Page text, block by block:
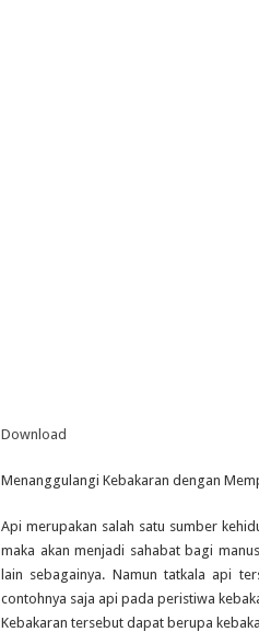
Download
Menanggulangi Kebakaran dengan
Api merupakan salah satu sumber
maka akan menjadi sahabat bagi
lain sebagainya. Namun tatkala api
contohnya saja api pada peristiwa
Kebakaran tersebut dapat berupa